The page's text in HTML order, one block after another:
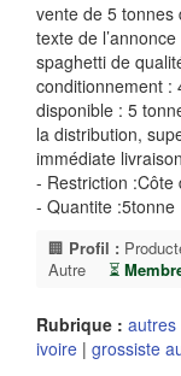
vente de 5 tonnes
texte de
spaghetti de
conditionnement :
disponible : 5
la distribution,
immédiate
- Restriction :Côte
- Quantite :5tonne
🏢 Profil :
Autre
⏳
Rubrique : autres
ivoire | grossiste